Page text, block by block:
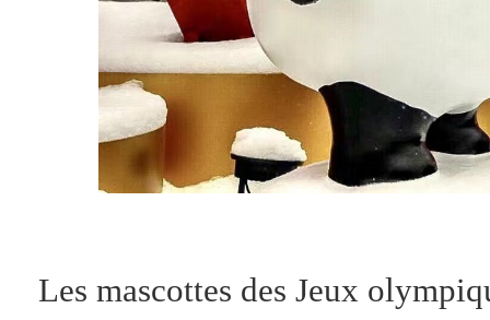
Les mascottes des Jeux